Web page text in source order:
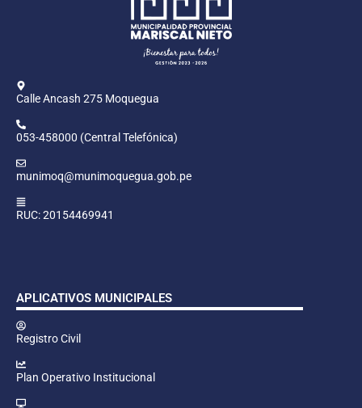
Calle Ancash 275 Moquegua
053-458000 (Central Telefónica)
munimoq@munimoquegua.gob.pe
RUC: 20154469941
APLICATIVOS MUNICIPALES
Registro Civil
Plan Operativo Institucional